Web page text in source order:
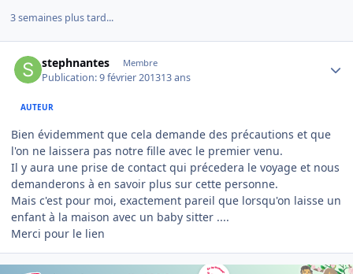
3 semaines plus tard...
stephnantes Membre
Publication:9 février 201313 ans
AUTEUR
Bien évidemment que cela demande des précautions et que
l'on ne laissera pas notre fille avec le premier venu.
Il y aura une prise de contact qui précedera le voyage et nous
demanderons à en savoir plus sur cette personne.
Mais c'est pour moi, exactement pareil que lorsqu'on laisse un
enfant à la maison avec un baby sitter ....
Merci pour le lien